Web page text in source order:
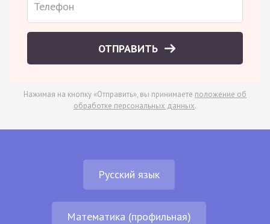
ОТПРАВИТЬ
Нажимая на кнопку «Отправить», вы принимаете положение об
обработке персональных данных.
Русский язык
Математика (профильная)